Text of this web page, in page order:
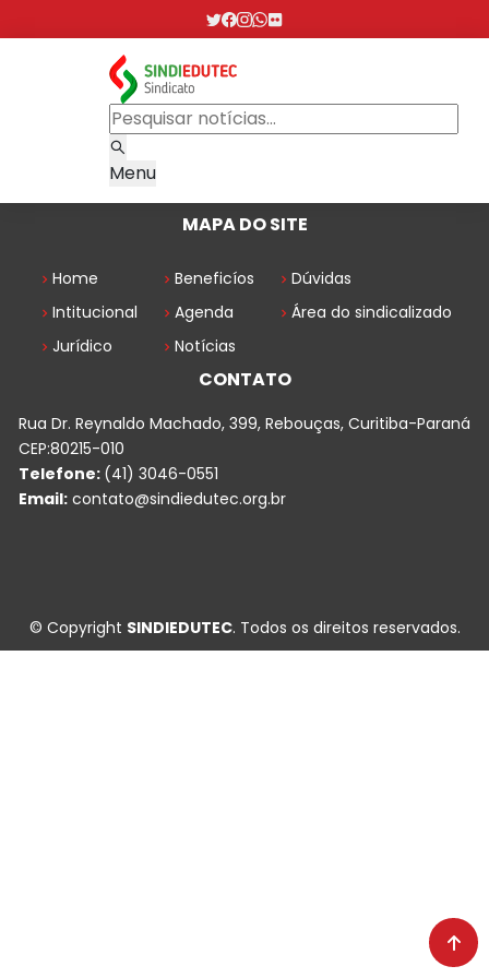
Menu
MAPA DO SITE
Home
Intitucional
Jurídico
Beneficíos
Agenda
Notícias
Dúvidas
Área do sindicalizado
CONTATO
Rua Dr. Reynaldo Machado, 399, Rebouças, Curitiba-Paraná
CEP:80215-010
Telefone: (41) 3046-0551
Email: contato@sindiedutec.org.br
© Copyright SINDIEDUTEC. Todos os direitos reservados.